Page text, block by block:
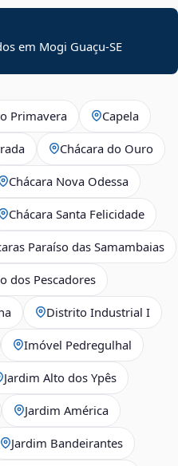
em Mogi Guaçu-SE
Primavera Capela
Chácara do Ouro
Chácara Nova Odessa
Chácara Santa Felicidade
Paraíso das Samambaias
dos Pescadores
Distrito Industrial I
Imóvel Pedregulhal
Jardim Alto dos Ypês
Jardim América
Jardim Bandeirantes